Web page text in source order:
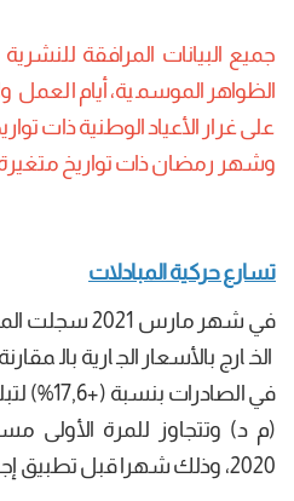
جميع البيانات المرافقة
الظواهر الموسمية، أيام العمل
على غرار الأعياد الوطنية ذات
وشهر رمضان ذات تواريخ
تسارع حركية المبادلات
في شهر مارس
(م د) وتتجاوز للمرة الأولى
2020، وذلك شهرا قبل تطبيق إجراءات الحجر الصحي الشامل.